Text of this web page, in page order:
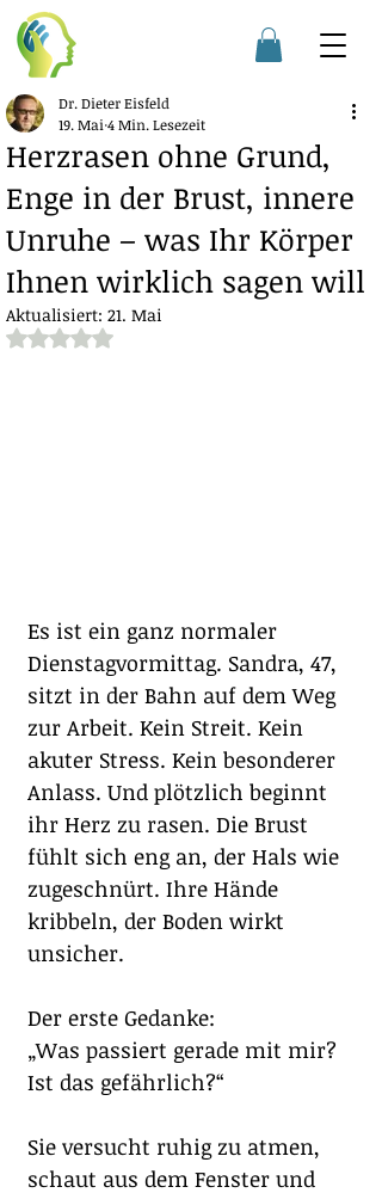
Herzrasen ohne Grund,
Enge in der Brust, innere
Unruhe – was Ihr Körper
Ihnen wirklich sagen will
Dr. Dieter Eisfeld
19. Mai 4 Min. Lesezeit
Aktualisiert: 21. Mai
Mit NaN von 5 Sternen bewertet.
Es ist ein ganz normaler
Dienstagvormittag. Sandra, 47,
sitzt in der Bahn auf dem Weg
zur Arbeit. Kein Streit. Kein
akuter Stress. Kein besonderer
Anlass. Und plötzlich beginnt
ihr Herz zu rasen. Die Brust
fühlt sich eng an, der Hals wie
zugeschnürt. Ihre Hände
kribbeln, der Boden wirkt
unsicher.
Der erste Gedanke:
„Was passiert gerade mit mir?
Ist das gefährlich?“
Sie versucht ruhig zu atmen,
schaut aus dem Fenster und